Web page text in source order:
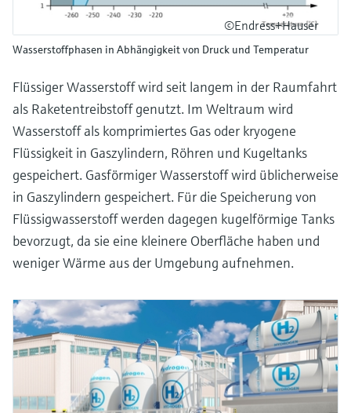
©Endress+Hauser
Wasserstoffphasen in Abhängigkeit von Druck und Temperatur
Flüssiger Wasserstoff wird seit langem in der Raumfahrt
als Raketentreibstoff genutzt. Im Weltraum wird
Wasserstoff als komprimiertes Gas oder kryogene
Flüssigkeit in Gaszylindern, Röhren und Kugeltanks
gespeichert. Gasförmiger Wasserstoff wird üblicherweise
in Gaszylindern gespeichert. Für die Speicherung von
Flüssigwasserstoff werden dagegen kugelförmige Tanks
bevorzugt, da sie eine kleinere Oberfläche haben und
weniger Wärme aus der Umgebung aufnehmen.